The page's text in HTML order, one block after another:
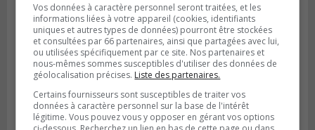
CANDIAC
Publié le 27 juillet 2026 à 14h40
Vos données à caractère personnel seront traitées, et les
informations liées à votre appareil (cookies, identifiants
uniques et autres types de données) pourront être stockées
et consultées par 66 partenaires, ainsi que partagées avec lui,
ou utilisées spécifiquement par ce site. Nos partenaires et
nous-mêmes sommes susceptibles d'utiliser des données de
géolocalisation précises. Liste des partenaires.
Certains fournisseurs sont susceptibles de traiter vos
données à caractère personnel sur la base de l'intérêt
légitime. Vous pouvez vous y opposer en gérant vos options